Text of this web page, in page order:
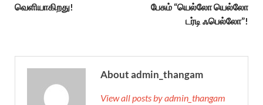
வெளியாகிறது!
பேசும் “யெல்லோ யெல்லோ
டர்டி ஃபெல்லோ”!
About admin_thangam
View all posts by admin_thangam